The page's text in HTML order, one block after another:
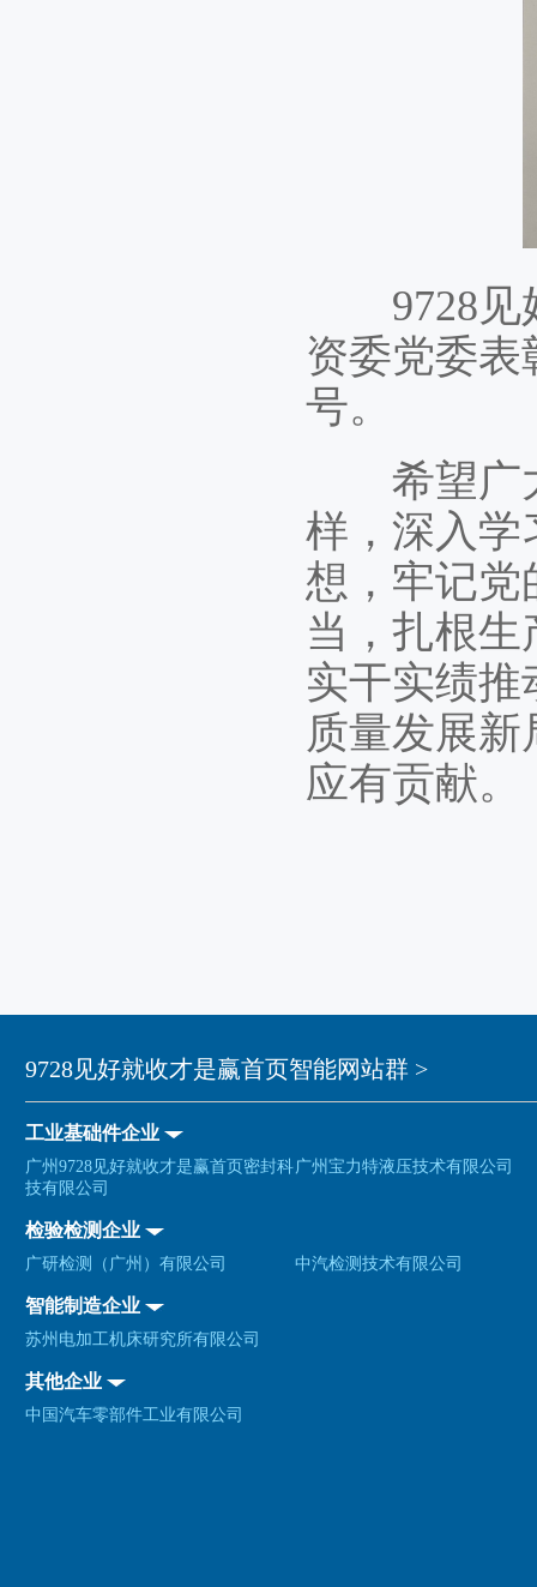
9728见好
资委党委表
号。
希望广大
样，深入学
想，牢记党
当，扎根
实干实绩推
质量发展
应有贡献
9728见好就收才是赢首页智能网站群 >
工业基础件企业
广州9728见好就收才是赢首页密封科
技有限公司
广州宝力特液压技术有限公司
检验检测企业
广研检测（广州）有限公司 中汽检测技术有限公司
智能制造企业
苏州电加工机床研究所有限公司
其他企业
中国汽车零部件工业有限公司